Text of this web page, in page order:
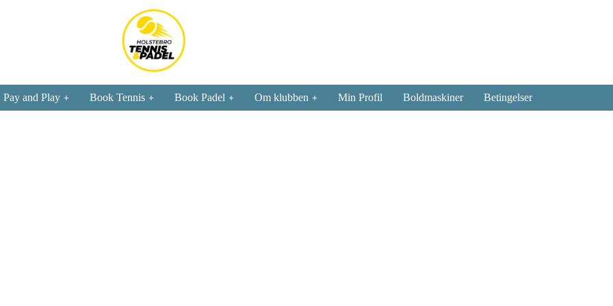
Pay and Play Book Tennis Book Padel Om klubben Min Profil Boldmaskiner Betingelser